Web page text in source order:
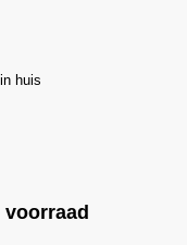
huis